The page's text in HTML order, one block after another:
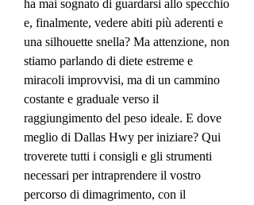
ha mai sognato di guardarsi allo specchio
e, finalmente, vedere abiti più aderenti e
una silhouette snella? Ma attenzione, non
stiamo parlando di diete estreme e
miracoli improvvisi, ma di un cammino
costante e graduale verso il
raggiungimento del peso ideale. E dove
meglio di Dallas Hwy per iniziare? Qui
troverete tutti i consigli e gli strumenti
necessari per intraprendere il vostro
percorso di dimagrimento, con il